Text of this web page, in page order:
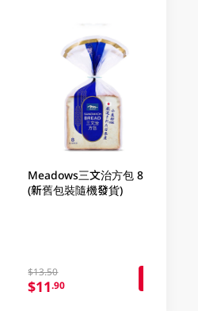
Meadows三文治方包 8PC
(新舊包裝隨機發貨)
$13.50
$11.90